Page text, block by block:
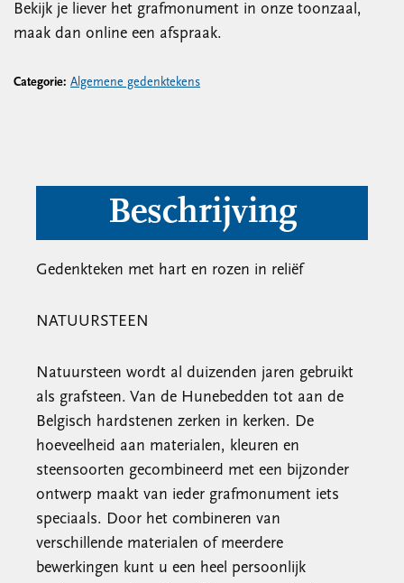
Bekijk je liever het grafmonument in onze toonzaal,
maak dan online een afspraak.
Categorie: Algemene gedenktekens
Beschrijving
Gedenkteken met hart en rozen in reliëf
NATUURSTEEN
Natuursteen wordt al duizenden jaren gebruikt
als grafsteen. Van de Hunebedden tot aan de
Belgisch hardstenen zerken in kerken. De
hoeveelheid aan materialen, kleuren en
steensoorten gecombineerd met een bijzonder
ontwerp maakt van ieder grafmonument iets
speciaals. Door het combineren van
verschillende materialen of meerdere
bewerkingen kunt u een heel persoonlijk